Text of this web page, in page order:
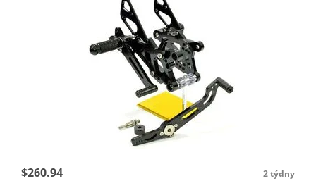
$260.94 2 týdny